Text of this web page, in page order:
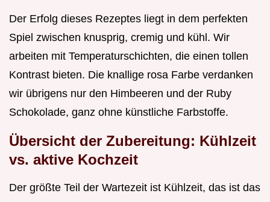
Der Erfolg dieses Rezeptes liegt in dem perfekten
Spiel zwischen knusprig, cremig und kühl. Wir
arbeiten mit Temperaturschichten, die einen tollen
Kontrast bieten. Die knallige rosa Farbe verdanken
wir übrigens nur den Himbeeren und der Ruby
Schokolade, ganz ohne künstliche Farbstoffe.
Übersicht der Zubereitung: Kühlzeit
vs. aktive Kochzeit
Der größte Teil der Wartezeit ist Kühlzeit, das ist das